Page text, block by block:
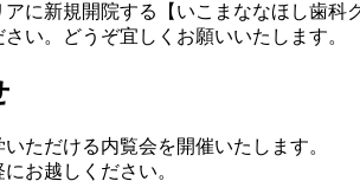
に新規開院する【いこまななほし歯科
い。どうぞ宜しくお願いいたします。
ただける内覧会を開催いたします。
お越しください。